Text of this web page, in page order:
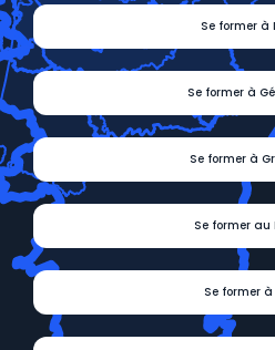
Se former à
Se former à
Se former à
Se former au
Se former à